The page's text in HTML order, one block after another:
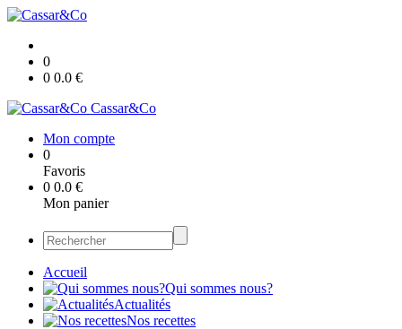
0
0 0.0 €
Cassar&Co
Mon compte
0
Favoris
0 0.0 €
Mon panier
Accueil
Qui sommes nous?
Actualités
Nos recettes